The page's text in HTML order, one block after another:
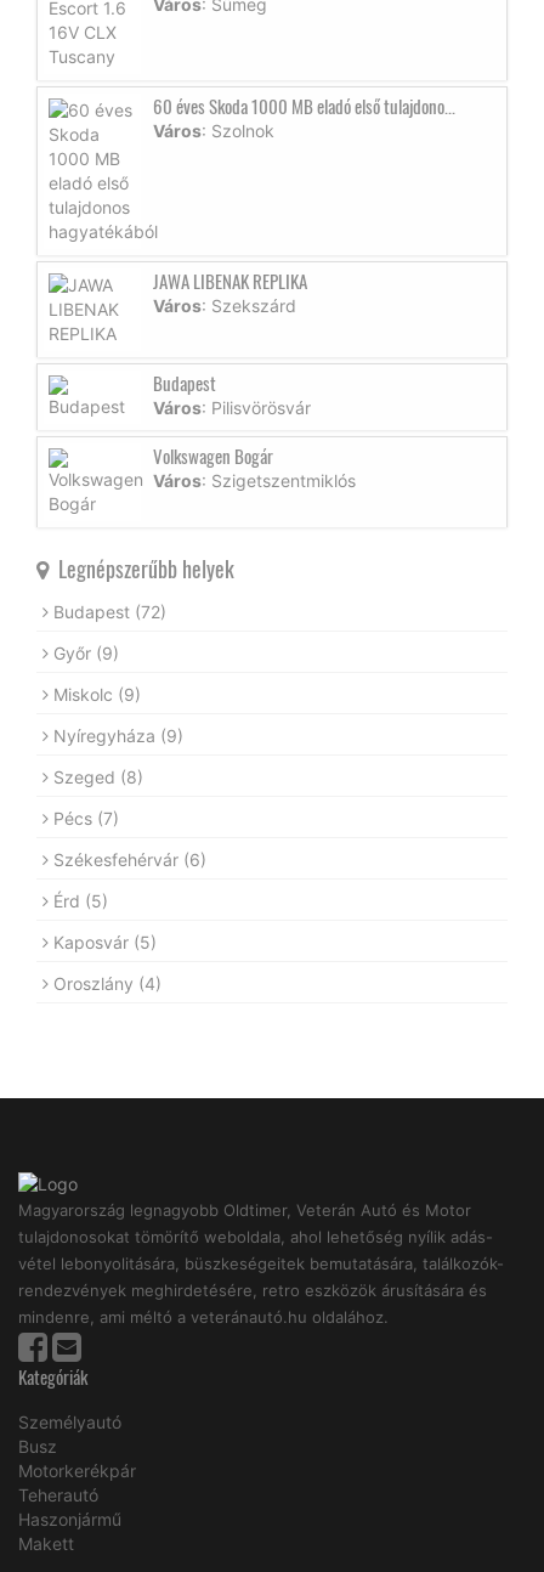
Város: Sümeg
60 éves Skoda 1000 MB eladó első tulajdono...
Város: Szolnok
JAWA LIBENAK REPLIKA
Város: Szekszárd
Budapest
Város: Pilisvörösvár
Volkswagen Bogár
Város: Szigetszentmiklós
Legnépszerűbb helyek
Budapest (72)
Győr (9)
Miskolc (9)
Nyíregyháza (9)
Szeged (8)
Pécs (7)
Székesfehérvár (6)
Érd (5)
Kaposvár (5)
Oroszlány (4)
Magyarország legnagyobb Oldtimer, Veterán Autó és Motor
tulajdonosokat tömörítő weboldala, ahol lehetőség nyílik adás-
vétel lebonyolitására, büszkeségeitek bemutatására, találkozók-
rendezvények meghirdetésére, retro eszközök árusítására és
mindenre, ami méltó a veteránautó.hu oldalához.
Kategóriák
Személyautó
Busz
Motorkerékpár
Teherautó
Haszonjármű
Makett